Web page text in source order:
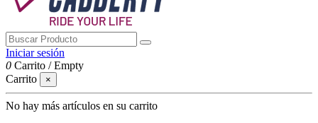
Iniciar sesión
0 Carrito /Empty
Carrito
×
No hay más artículos en su carrito